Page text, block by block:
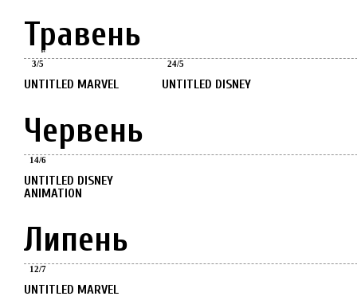
Травень
Травень
3/5
UNTITLED MARVEL
24/5
UNTITLED DISNEY
Червень
14/6
UNTITLED DISNEY
ANIMATION
Липень
12/7
UNTITLED MARVEL